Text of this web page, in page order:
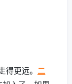
更远。 二